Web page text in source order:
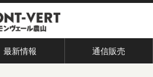
最新情報 通信販売